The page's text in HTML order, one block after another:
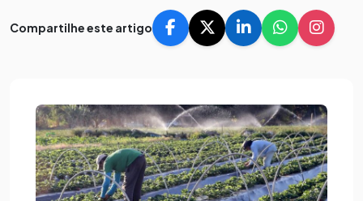
Compartilhe este artigo